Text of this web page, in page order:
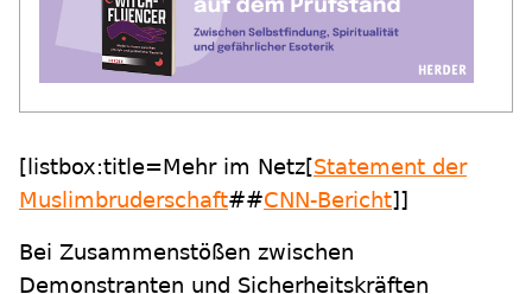
[listbox:title=Mehr im Netz[Statement der
Muslimbruderschaft##CNN-Bericht]]
Bei Zusammenstößen zwischen
Demonstranten und Sicherheitskräften